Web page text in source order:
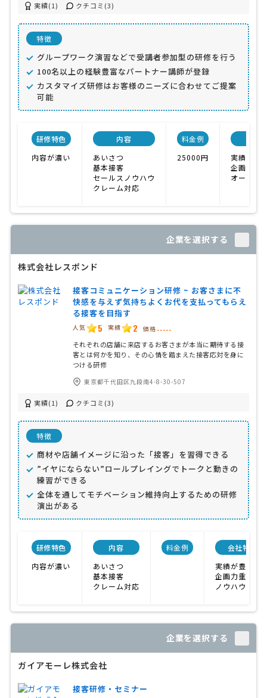
実績(1) クチコミ(3)
特徴
グループワーク演習などで受講者参加型の研修を行う
100名以上の経験豊富なパートナー講師が登録
カスタマイズ研修はお客様のニーズに合わせてご提案
可能
研修特色
内容が濃い
内容
あいさつ
基本接客
セールスノウハウ
クレーム対応
料金例
25000円
実績が豊
企画力重
オーダー
企業を選択する
株式会社レスポンド
接客コミュニケーション研修 ~ お客さまに不
快感を与えず気持ちよくお代を支払ってもらえ
る接客を目指す
人気 5 実績 2 価格 -----
それぞれの店舗に来店するお客さまが本当に期待する接
客とは何かを知り、その心情を踏まえた接客応対を身に
つける研修
東京都千代田区九段南4-8-30-507
実績(1) クチコミ(3)
特徴
商材や店舗イメージに沿った「接客」を習得できる
”イヤにならない”ロールプレイングでトークと動きの
練習ができる
全体を通してモチベーション維持向上するための研修
演出がある
研修特色
内容が濃い
内容
あいさつ
基本接客
クレーム対応
料金例
会社特色
実績が豊富
企画力重視
ノウハウが充
企業を選択する
ガイアモーレ株式会社
接客研修・セミナー